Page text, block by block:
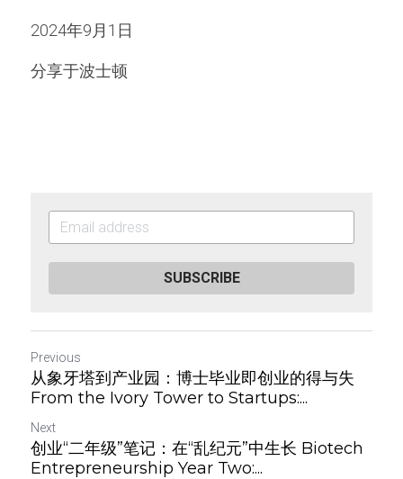
2024年9月1日
分享于波士顿
SUBSCRIBE
Previous
从象牙塔到产业园：博士毕业即创业的得与失
From the Ivory Tower to Startups:...
Next
创业“二年级”笔记：在“乱纪元”中生长 Biotech
Entrepreneurship Year Two:...